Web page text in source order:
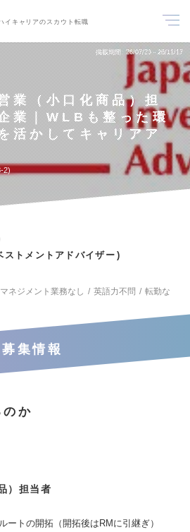
イキャリアのスカウト転職
掲載期間 26/07/23～26/11/17
業（小口化商品）担
業｜WLBも整った環
活かしてキャリアア
2
ストメントアドバイザー
マネジメント業務なし 英語力不問
転勤な
募集情報
か
）担当者
ートの開拓（開拓後はRMに引継ぎ）